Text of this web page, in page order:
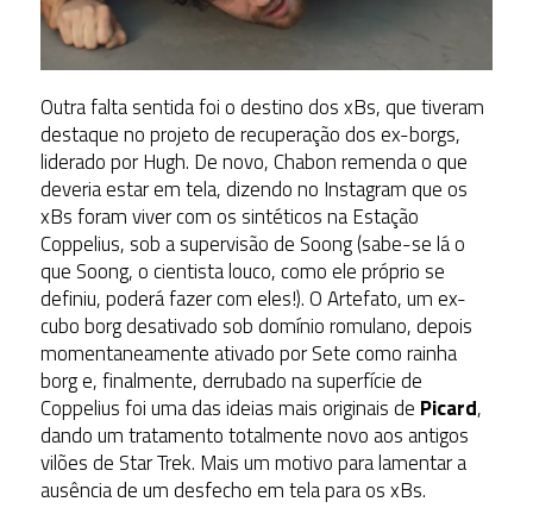
Outra falta sentida foi o destino dos xBs, que tiveram
destaque no projeto de recuperação dos ex-borgs,
liderado por Hugh. De novo, Chabon remenda o que
deveria estar em tela, dizendo no Instagram que os
xBs foram viver com os sintéticos na Estação
Coppelius, sob a supervisão de Soong (sabe-se lá o
que Soong, o cientista louco, como ele próprio se
definiu, poderá fazer com eles!). O Artefato, um ex-
cubo borg desativado sob domínio romulano, depois
momentaneamente ativado por Sete como rainha
borg e, finalmente, derrubado na superfície de
Coppelius foi uma das ideias mais originais de Picard,
dando um tratamento totalmente novo aos antigos
vilões de Star Trek. Mais um motivo para lamentar a
ausência de um desfecho em tela para os xBs.